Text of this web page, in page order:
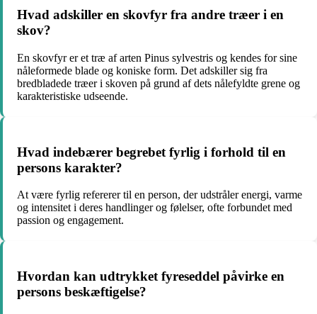
Hvad adskiller en skovfyr fra andre træer i en
skov?
En skovfyr er et træ af arten Pinus sylvestris og kendes for sine
nåleformede blade og koniske form. Det adskiller sig fra
bredbladede træer i skoven på grund af dets nålefyldte grene og
karakteristiske udseende.
Hvad indebærer begrebet fyrlig i forhold til en
persons karakter?
At være fyrlig refererer til en person, der udstråler energi, varme
og intensitet i deres handlinger og følelser, ofte forbundet med
passion og engagement.
Hvordan kan udtrykket fyreseddel påvirke en
persons beskæftigelse?